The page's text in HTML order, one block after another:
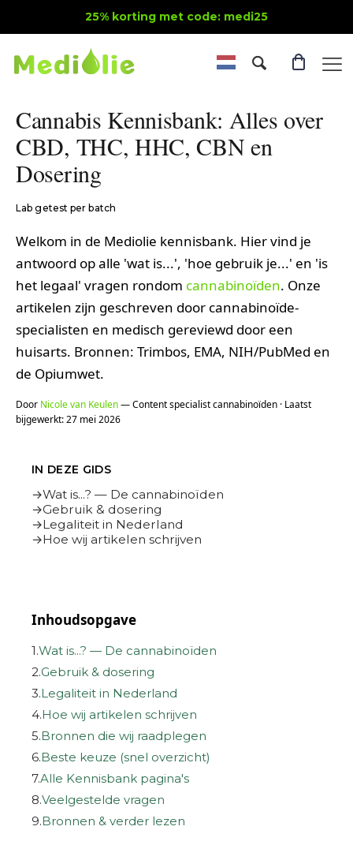
25% korting met code: medi25
Cannabis Kennisbank: Alles over
CBD, THC, HHC, CBN en
Dosering
Lab getest per batch
Welkom in de Mediolie kennisbank. Hier vind je
antwoord op alle 'wat is...', 'hoe gebruik je...' en 'is
het legaal' vragen rondom cannabinoïden. Onze
artikelen zijn geschreven door cannabinoïde-
specialisten en medisch gereviewd door een
huisarts. Bronnen: Trimbos, EMA, NIH/PubMed en
de Opiumwet.
Door Nicole van Keulen— Content specialist cannabinoïden · Laatst
bijgewerkt: 27 mei 2026
IN DEZE GIDS
Wat is...? — De cannabinoïden
Gebruik & dosering
Legaliteit in Nederland
Hoe wij artikelen schrijven
Inhoudsopgave
1.Wat is...? — De cannabinoïden
2.Gebruik & dosering
3.Legaliteit in Nederland
4.Hoe wij artikelen schrijven
5.Bronnen die wij raadplegen
6.Beste keuze (snel overzicht)
7.Alle Kennisbank pagina's
8.Veelgestelde vragen
9.Bronnen & verder lezen